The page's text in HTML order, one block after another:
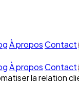
À proposContact
À proposContact
la relation